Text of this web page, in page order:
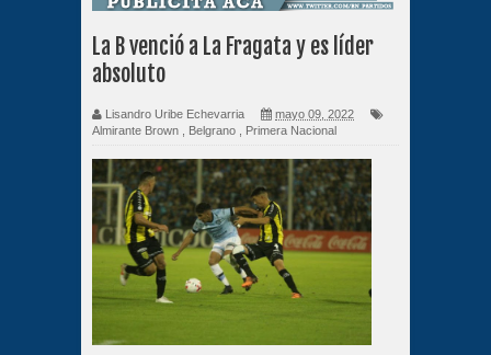
La B venció a La Fragata y es líder
absoluto
Lisandro Uribe Echevarria
mayo 09, 2022
Almirante Brown
Belgrano Primera Nacional